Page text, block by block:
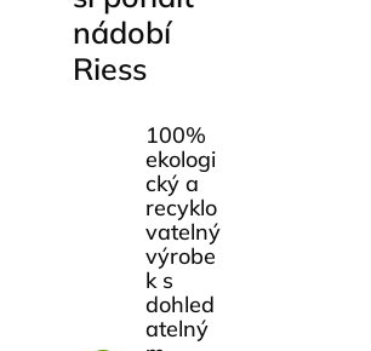
nádobí
Riess
100%
ekologi
cký a
recyklo
vatelný
výrobe
k s
dohled
atelný